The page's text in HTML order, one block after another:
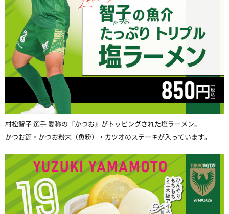
村松智子 選手 愛称の『かつお』がトッピングされた塩ラーメン。
かつお節・かつお粉末（魚粉）・カツオのステーキが入っています。